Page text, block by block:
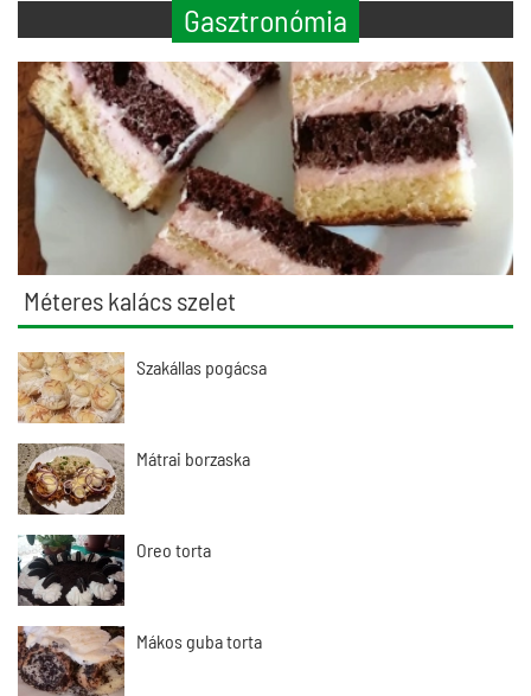
Gasztronómia
Méteres kalács szelet
Szakállas pogácsa
Mátrai borzaska
Oreo torta
Mákos guba torta